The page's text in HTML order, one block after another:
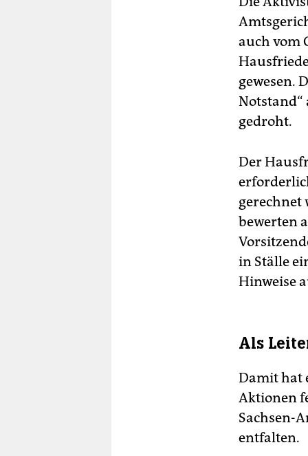
auch vom
gewesen.
Notstand“
gedroht.
Der
gerechnet
bewerten
in Ställe
Hinweise
Als
Damit hat
Aktionen
Sachsen-
entfalten.